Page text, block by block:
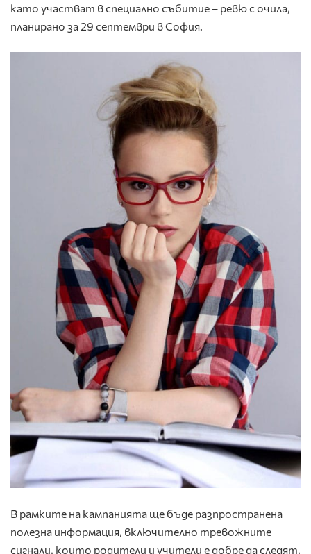
като участват в специално събитие – ревю с очила,
планирано за 29 септември в София.
В рамките на кампанията ще бъде разпространена
полезна информация, включително тревожните
сигнали, които родители и учители е добре да следят,